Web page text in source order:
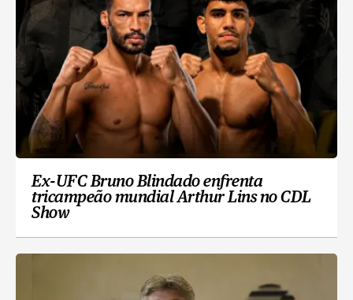
Ex-UFC Bruno Blindado enfrenta
tricampeão mundial Arthur Lins no CDL
Show